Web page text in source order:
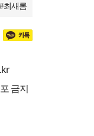
최새롬
금지